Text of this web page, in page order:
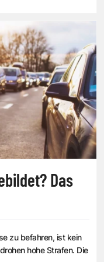
Das
zu befahren, ist kein
hohe Strafen. Die